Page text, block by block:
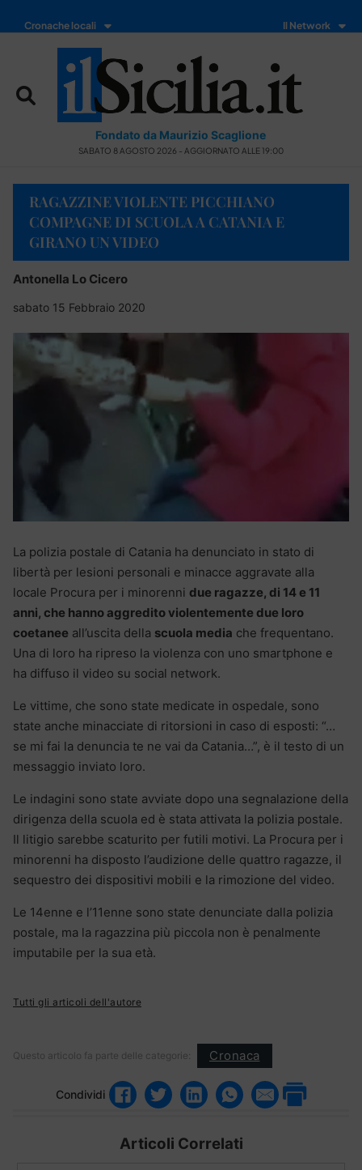
Cronache locali Il Network
Fondato da Maurizio Scaglione
SABATO 8 AGOSTO 2026 - AGGIORNATO ALLE 19:00
RAGAZZINE VIOLENTE PICCHIANO
COMPAGNE DI SCUOLA A CATANIA E
GIRANO UN VIDEO
Antonella Lo Cicero
sabato 15 Febbraio 2020
La polizia postale di Catania ha denunciato in stato di
libertà per lesioni personali e minacce aggravate alla
locale Procura per i minorenni due ragazze, di 14 e 11
anni, che hanno aggredito violentemente due loro
coetanee all’uscita della scuola media che frequentano.
Una di loro ha ripreso la violenza con uno smartphone e
ha diffuso il video su social network.
Le vittime, che sono state medicate in ospedale, sono
state anche minacciate di ritorsioni in caso di esposti: “…
se mi fai la denuncia te ne vai da Catania…”, è il testo di un
messaggio inviato loro.
Le indagini sono state avviate dopo una segnalazione della
dirigenza della scuola ed è stata attivata la polizia postale.
Il litigio sarebbe scaturito per futili motivi. La Procura per i
minorenni ha disposto l’audizione delle quattro ragazze, il
sequestro dei dispositivi mobili e la rimozione del video.
Le 14enne e l’11enne sono state denunciate dalla polizia
postale, ma la ragazzina più piccola non è penalmente
imputabile per la sua età.
Tutti gli articoli dell'autore
Questo articolo fa parte delle categorie: Cronaca
Condividi
Articoli Correlati